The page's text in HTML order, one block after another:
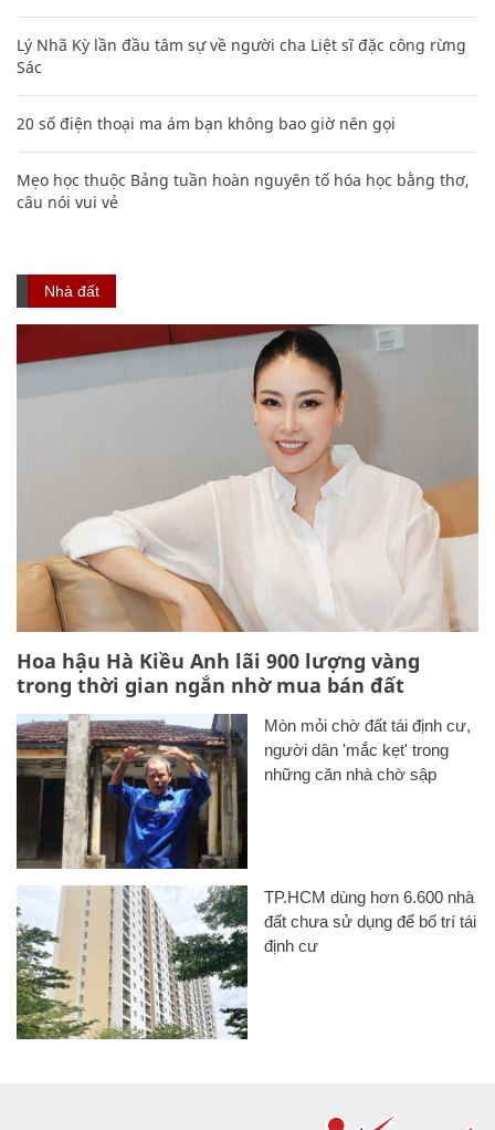
Lý Nhã Kỳ lần đầu tâm sự về người cha Liệt sĩ đặc công rừng
Sác
20 số điện thoại ma ám bạn không bao giờ nên gọi
Mẹo học thuộc Bảng tuần hoàn nguyên tố hóa học bằng thơ,
câu nói vui vẻ
Nhà đất
Hoa hậu Hà Kiều Anh lãi 900 lượng vàng
trong thời gian ngắn nhờ mua bán đất
Mòn mỏi chờ đất tái định cư,
người dân 'mắc kẹt' trong
những căn nhà chờ sập
TP.HCM dùng hơn 6.600 nhà
đất chưa sử dụng để bố trí tái
định cư